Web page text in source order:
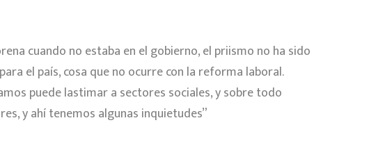
cuando no estaba en el gobierno, el priismo no ha sido
el país, cosa que no ocurre con la reforma laboral.
puede lastimar a sectores sociales, y sobre todo
y ahí tenemos algunas inquietudes”